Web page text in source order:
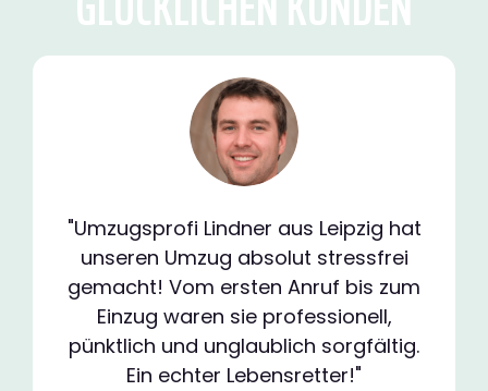
"Umzugsprofi Lindner aus Leipzig hat
unseren Umzug absolut stressfrei
gemacht! Vom ersten Anruf bis zum
Einzug waren sie professionell,
pünktlich und unglaublich sorgfältig.
Ein echter Lebensretter!"